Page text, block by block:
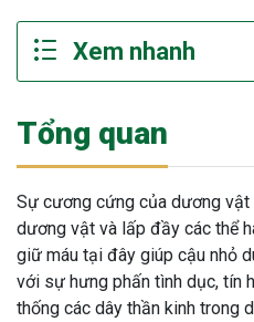
Tổng quan
Sự cương cứng của dương
dương vật và lấp đầy các thể
giữ máu tại đây giúp cậu nhỏ
với sự hưng phấn tình dục, tín
thống các dây thần kinh trong